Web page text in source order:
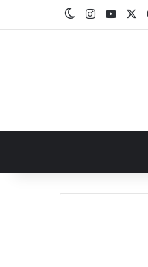
فيسبوك‫YouTube
انستقرامالوضع المظلم